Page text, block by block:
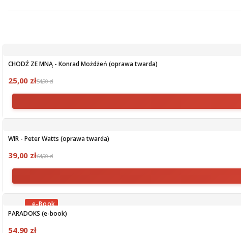
CHODŹ ZE MNĄ - Konrad Możdżeń (oprawa twarda)
25,00 zł54,90 zł
WIR - Peter Watts (oprawa twarda)
39,00 zł64,90 zł
OBECNIE BRAK NA STANIE
PARADOKS (e-book)
54,90 zł